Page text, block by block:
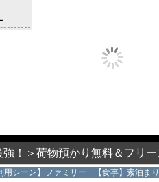
強！＞荷物預かり無料＆フ
用シーン】ファミリー
【食事】素泊まり